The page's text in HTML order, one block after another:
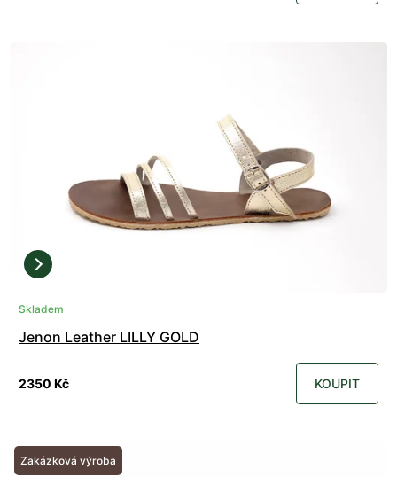
Skladem
Jenon Leather LILLY GOLD
2350 Kč KOUPIT
Zakázková výroba